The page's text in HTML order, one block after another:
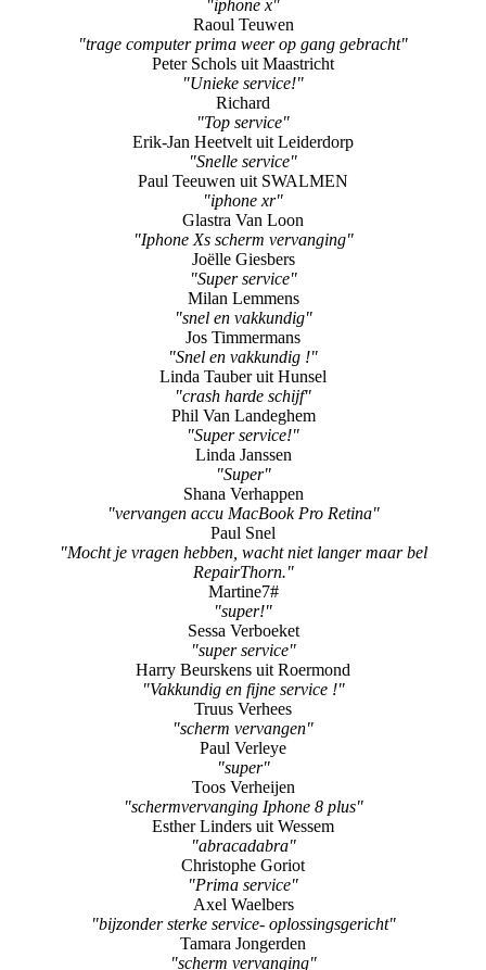
"iphone x"
Raoul Teuwen
"trage computer prima weer op gang gebracht"
Peter Schols uit Maastricht
"Unieke service!"
Richard
"Top service"
Erik-Jan Heetvelt uit Leiderdorp
"Snelle service"
Paul Teeuwen uit SWALMEN
"iphone xr"
Glastra Van Loon
"Iphone Xs scherm vervanging"
Joëlle Giesbers
"Super service"
Milan Lemmens
"snel en vakkundig"
Jos Timmermans
"Snel en vakkundig !"
Linda Tauber uit Hunsel
"crash harde schijf"
Phil Van Landeghem
"Super service!"
Linda Janssen
"Super"
Shana Verhappen
"vervangen accu MacBook Pro Retina"
Paul Snel
"Mocht je vragen hebben, wacht niet langer maar bel
RepairThorn."
Martine7#
"super!"
Sessa Verboeket
"super service"
Harry Beurskens uit Roermond
"Vakkundig en fijne service !"
Truus Verhees
"scherm vervangen"
Paul Verleye
"super"
Toos Verheijen
"schermvervanging Iphone 8 plus"
Esther Linders uit Wessem
"abracadabra"
Christophe Goriot
"Prima service"
Axel Waelbers
"bijzonder sterke service- oplossingsgericht"
Tamara Jongerden
"scherm vervanging"